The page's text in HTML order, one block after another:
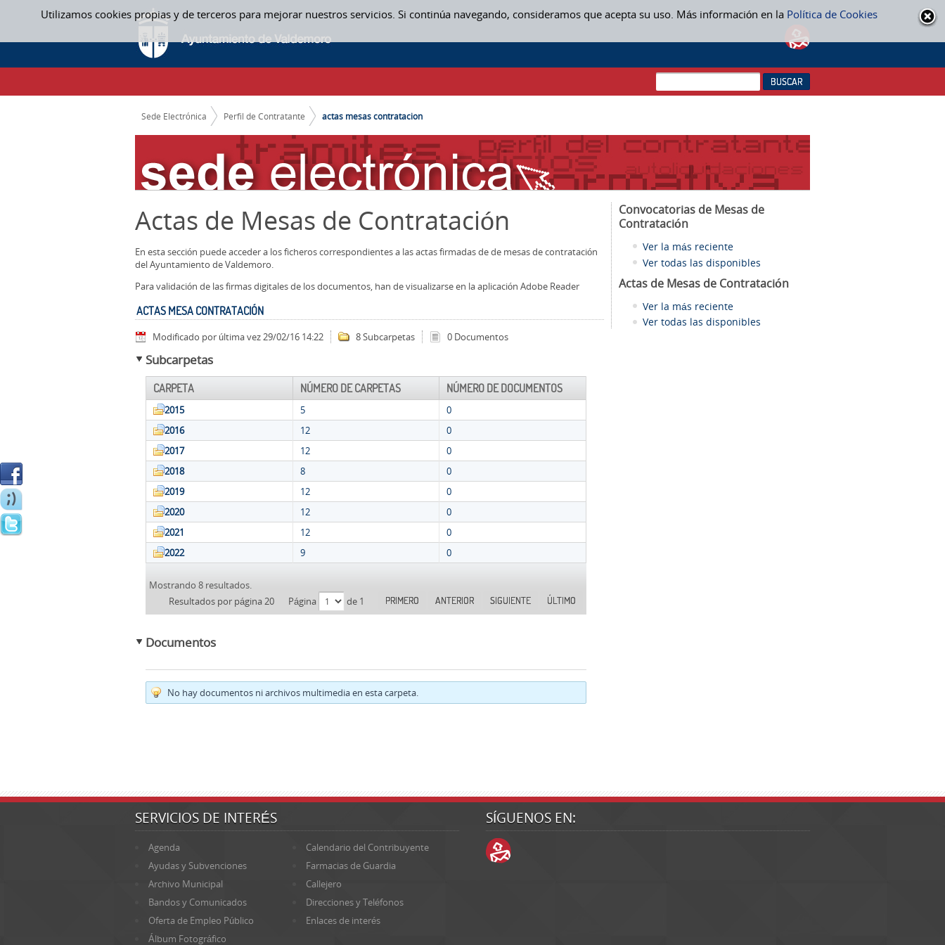
Utilizamos cookies propias y de terceros para mejorar nuestros servicios. Si continúa navegando, consideramos que acepta su uso. Más información en la Política de Cookies
Saltar al contenido
ACTAS MESA CONTRATACIÓN - ACTAS MESAS CONTRATACION
CAMINO DE MIGAS
Sede Electrónica Perfil de Contratante actas mesas contratacion
Actas de Mesas de Contratación
En esta sección puede acceder a los ficheros correspondientes a las actas firmadas de de mesas de contratación
del Ayuntamiento de Valdemoro.
Para validación de las firmas digitales de los documentos, han de visualizarse en la aplicación Adobe Reader
ACTAS MESA CONTRATACIÓN
Modificado por última vez 29/02/16 14:22 8 Subcarpetas 0 Documentos
Subcarpetas
CARPETA NÚMERO DE CARPETAS NÚMERO DE DOCUMENTOS
2015 5
0
2016
12
0
2017
12
0
2018
8
0
2019
12
0
2020
12
0
2021
12
0
2022
9 0
Mostrando 8 resultados.
Resultados por página 20
Página de 1 PRIMERO ANTERIOR SIGUIENTE ÚLTIMO
Documentos
No hay documentos ni archivos multimedia en esta carpeta.
Convocatorias de Mesas de
Contratación
Ver la más reciente
Ver todas las disponibles
Actas de Mesas de Contratación
Ver la más reciente
Ver todas las disponibles
SERVICIOS DE INTERÉS
Agenda
Calendario del Contribuyente
Ayudas y Subvenciones
Farmacias de Guardia
Archivo Municipal
Callejero
Bandos y Comunicados
Direcciones y Teléfonos
Oferta de Empleo Público
Enlaces de interés
Álbum Fotográfico
SÍGUENOS EN: